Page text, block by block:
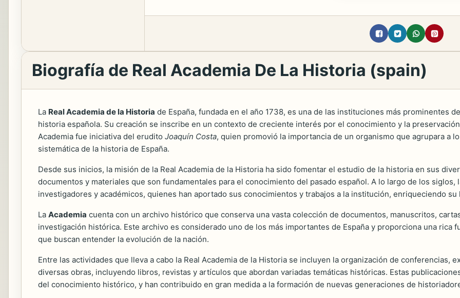
Biografía de Real Academia De La Historia (spain)
La Real Academia de la Historia de España, fundada en el año 1738, es una de las instituciones más prominentes
historia española. Su creación se inscribe en un contexto de creciente interés por el conocimiento y la
Academia fue iniciativa del erudito Joaquín Costa, quien promovió la importancia de un organismo que agrupara a
sistemática de la historia de España.
Desde sus inicios, la misión de la Real Academia de la Historia ha sido fomentar el estudio de la historia en sus
documentos y materiales que son fundamentales para el conocimiento del pasado español. A lo largo de los
investigadores y académicos, quienes han aportado sus conocimientos y trabajos a la institución, enriqueciendo su
La Academia cuenta con un archivo histórico que conserva una vasta colección de documentos, manuscritos,
investigación histórica. Este archivo es considerado uno de los más importantes de España y proporciona una
que buscan entender la evolución de la nación.
Entre las actividades que lleva a cabo la Real Academia de la Historia se incluyen la organización de conferencias,
diversas obras, incluyendo libros, revistas y artículos que abordan variadas temáticas históricas. Estas
del conocimiento histórico, y han contribuido en gran medida a la formación de nuevas generaciones de